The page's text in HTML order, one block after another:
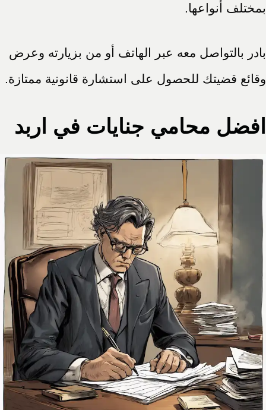
بمختلف أنواعها.
بادر بالتواصل معه عبر الهاتف أو من بزيارته وعرض
وقائع قضيتك للحصول على استشارة قانونية ممتازة.
افضل محامي جنايات في اربد